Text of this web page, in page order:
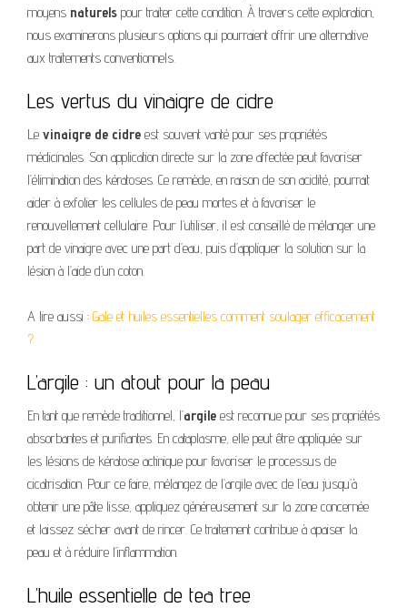
moyens naturels pour traiter cette condition. À travers cette exploration,
nous examinerons plusieurs options qui pourraient offrir une alternative
aux traitements conventionnels.
Les vertus du vinaigre de cidre
Le vinaigre de cidre est souvent vanté pour ses propriétés
médicinales. Son application directe sur la zone affectée peut favoriser
l’élimination des kératoses. Ce remède, en raison de son acidité, pourrait
aider à exfolier les cellules de peau mortes et à favoriser le
renouvellement cellulaire. Pour l’utiliser, il est conseillé de mélanger une
part de vinaigre avec une part d’eau, puis d’appliquer la solution sur la
lésion à l’aide d’un coton.
A lire aussi : Gale et huiles essentielles comment soulager efficacement
?
L’argile : un atout pour la peau
En tant que remède traditionnel, l’argile est reconnue pour ses propriétés
absorbantes et purifiantes. En cataplasme, elle peut être appliquée sur
les lésions de kératose actinique pour favoriser le processus de
cicatrisation. Pour ce faire, mélangez de l’argile avec de l’eau jusqu’à
obtenir une pâte lisse, appliquez généreusement sur la zone concernée
et laissez sécher avant de rincer. Ce traitement contribue à apaiser la
peau et à réduire l’inflammation.
L’huile essentielle de tea tree